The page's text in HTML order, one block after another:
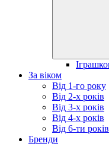
За віком
Від 1-го року
Від 2-х років
Від 3-х років
Від 4-х років
Від 6-ти років
Бренди